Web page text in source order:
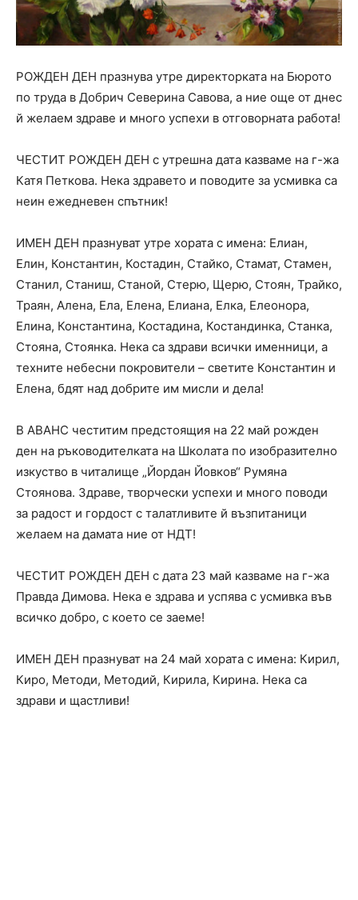
РОЖДЕН ДЕН празнува утре директорката на Бюрото
по труда в Добрич Северина Савова, а ние още от днес
й желаем здраве и много успехи в отговорната работа!
ЧЕСТИТ РОЖДЕН ДЕН с утрешна дата казваме на г-жа
Катя Петкова. Нека здравето и поводите за усмивка са
неин ежедневен спътник!
ИМЕН ДЕН празнуват утре хората с имена: Елиан,
Елин, Константин, Костадин, Стайко, Стамат, Стамен,
Станил, Станиш, Станой, Стерю, Щерю, Стоян, Трайко,
Траян, Алена, Ела, Елена, Елиана, Елка, Елеонора,
Елина, Константина, Костадина, Костандинка, Станка,
Стояна, Стоянка. Нека са здрави всички именници, а
техните небесни покровители – светите Константин и
Елена, бдят над добрите им мисли и дела!
В АВАНС честитим предстоящия на 22 май рожден
ден на ръководителката на Школата по изобразително
изкуство в читалище „Йордан Йовков“ Румяна
Стоянова. Здраве, творчески успехи и много поводи
за радост и гордост с талатливите й възпитаници
желаем на дамата ние от НДТ!
ЧЕСТИТ РОЖДЕН ДЕН с дата 23 май казваме на г-жа
Правда Димова. Нека е здрава и успява с усмивка във
всичко добро, с което се заеме!
ИМЕН ДЕН празнуват на 24 май хората с имена: Кирил,
Киро, Методи, Методий, Кирила, Кирина. Нека са
здрави и щастливи!